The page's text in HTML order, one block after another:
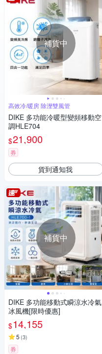
補貨中
高效冷/暖房 除溼雙風管
DIKE 多功能冷暖型變頻移動空
調HLE704
$21,900
券
貨到通知我
補貨中
DIKE 多功能移動式瞬涼水冷氣
冰風機[限時優惠]
$14,155
5 (3)
券